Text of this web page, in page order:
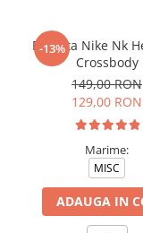
-13%
Borseta Nike Nk
Crossbody
149,00 RON
129,00 RON
Marime:
MISC
ADAUGA IN